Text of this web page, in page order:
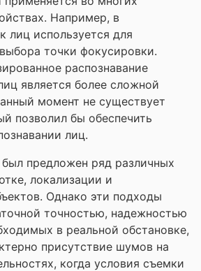
Например, в
лиц используется для
точки фокусировки.
распознавание
является более сложной
момент не существует
позволил бы обеспечить
лиц.
предложен ряд различных
локализации и
Однако эти подходы
точностью, надежностью
в реальной обстановке,
присутствие шумов на
когда условия съемки